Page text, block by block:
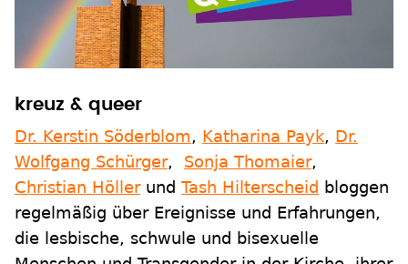
kreuz & queer
Dr. Kerstin Söderblom, Katharina Payk, Dr.
Wolfgang Schürger, Sonja Thomaier,
Christian Höllerund Tash Hilterscheid bloggen
regelmäßig über Ereignisse und Erfahrungen,
die lesbische, schwule und bisexuelle